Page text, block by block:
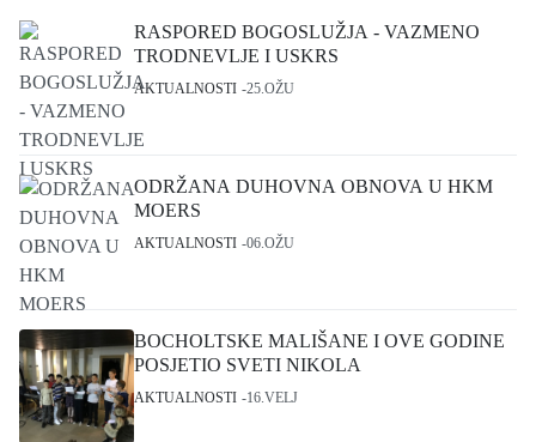
RASPORED BOGOSLUŽJA - VAZMENO
TRODNEVLJE I USKRS
AKTUALNOSTI 25.OŽU
ODRŽANA DUHOVNA OBNOVA U HKM
MOERS
AKTUALNOSTI 06.OŽU
BOCHOLTSKE MALIŠANE I OVE GODINE
POSJETIO SVETI NIKOLA
AKTUALNOSTI 16.VELJ